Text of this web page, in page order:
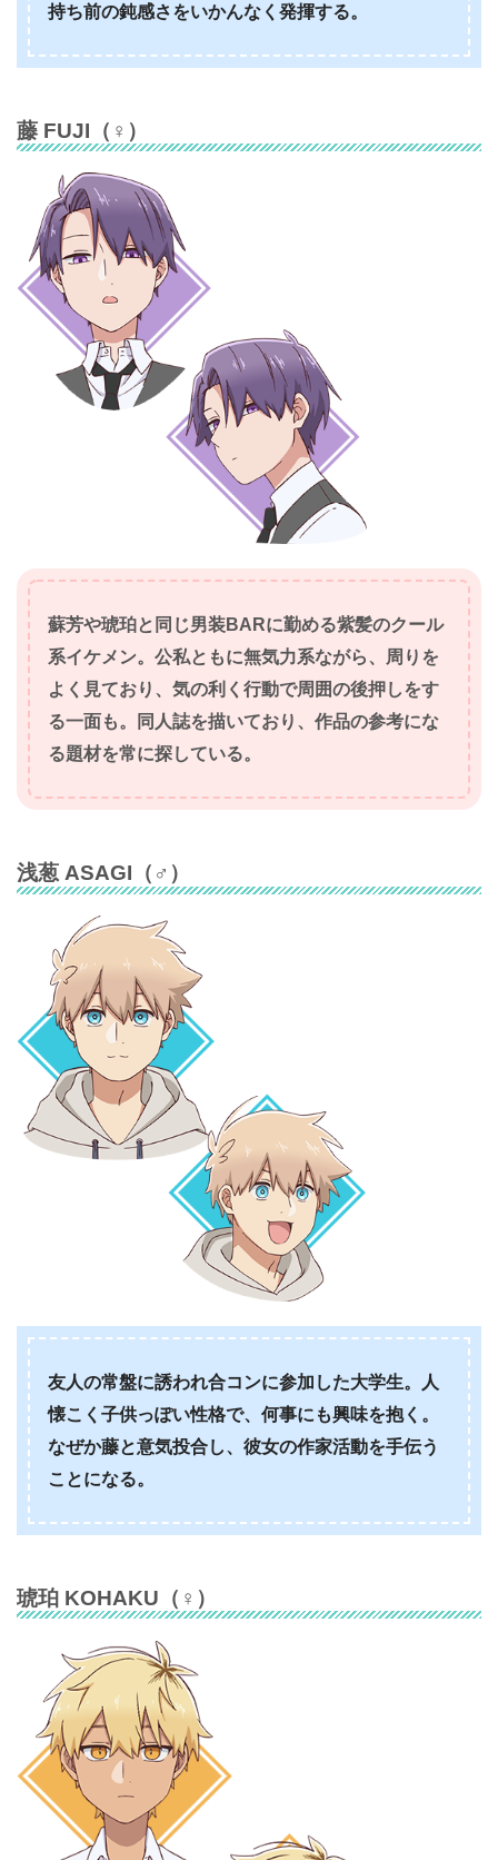
持ち前の鈍感さをいかんなく発揮する。
藤 FUJI （♀）
蘇芳や琥珀と同じ男装BARに勤める紫髪のクール
系イケメン。公私ともに無気力系ながら、周りを
よく見ており、気の利く行動で周囲の後押しをす
る一面も。同人誌を描いており、作品の参考にな
る題材を常に探している。
浅葱 ASAGI （♂）
友人の常盤に誘われ合コンに参加した大学生。人
懐こく子供っぽい性格で、何事にも興味を抱く。
なぜか藤と意気投合し、彼女の作家活動を手伝う
ことになる。
琥珀 KOHAKU （♀）